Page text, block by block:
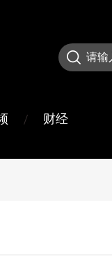
/ 财经